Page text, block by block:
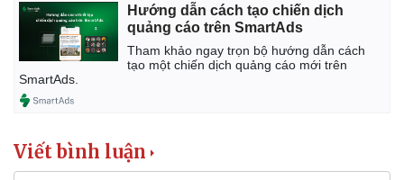
Kinh tế
Bất động sản
Khởi nghiệp
Thị trường
Giá vàng
Tiêu dùng
Tỷ giá
Hướng dẫn cách tạo chiến dịch
quảng cáo trên SmartAds
Tham khảo ngay trọn bộ hướng dẫn cách
tạo một chiến dịch quảng cáo mới trên
SmartAds.
Viết bình luận